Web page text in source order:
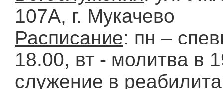
107А, г. Мукачево
Расписание: пн –
18.00, вт - молитва в
служение в